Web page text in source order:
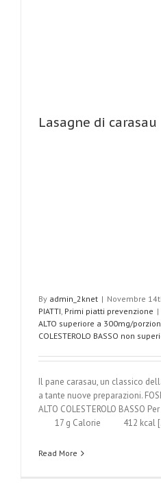
Lasagne di carasau
By admin_2knet | Novembre
PIATTI, Primi piatti prevenzione |
ALTO superiore a 300mg/
COLESTEROLO BASSO non
Il pane carasau, un classico
a tante nuove preparazioni.
ALTO COLESTEROLO BASSO
17 g Calorie 412 kcal
Read More